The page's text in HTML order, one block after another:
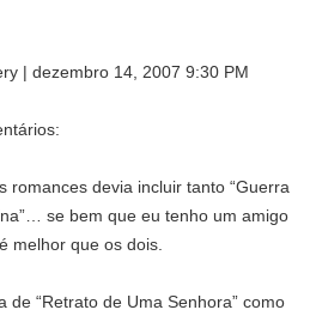
| dezembro 14, 2007 9:30 PM
romances devia incluir tanto “Guerra
se bem que eu tenho um amigo
melhor que os dois.
de “Retrato de Uma Senhora” como